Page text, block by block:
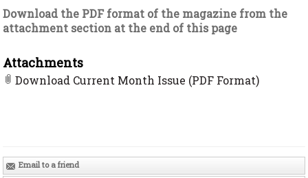
Download the PDF format of the magazine from the
attachment section at the end of this page
Attachments
Download Current Month Issue (PDF Format)
Email to a friend